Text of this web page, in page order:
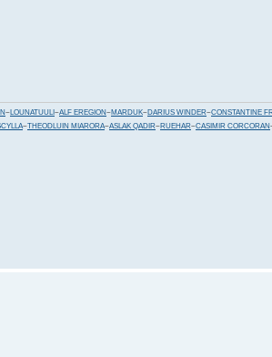
~LOUNATUULI ~ALF EREGION~MARDUK~DARIUS WINDER~CONSTANTINE
~THEODLUIN MIARORA~ASLAK QADIR~RUEHAR~CASIMIR CORCORAN